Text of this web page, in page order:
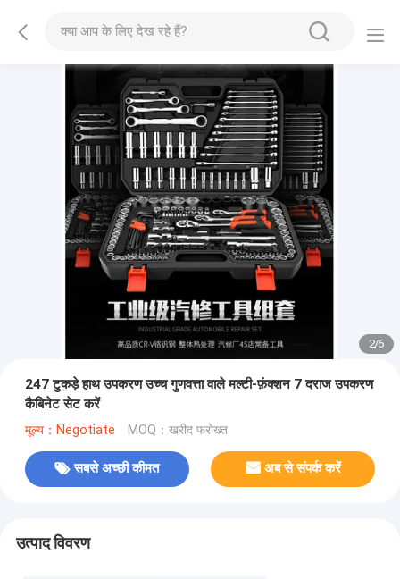
2/6
247 टुकड़े हाथ उपकरण उच्च गुणवत्ता वाले मल्टी-फ़ंक्शन 7 दराज उपकरण
कैबिनेट सेट करें
मूल्य：Negotiate MOQ：खरीद फरोख्त
सबसे अच्छी कीमत अब से संपर्क करें
उत्पाद विवरण